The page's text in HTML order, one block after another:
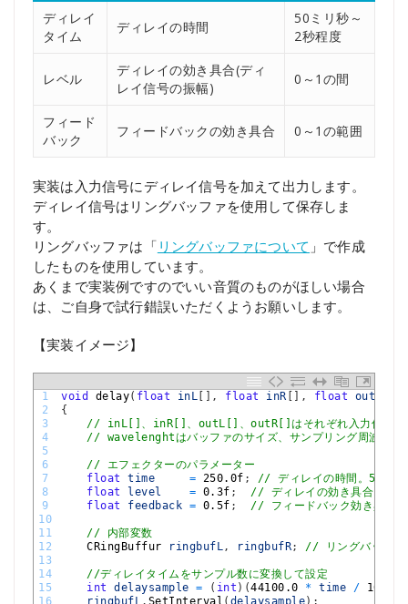
ディレイ
タイム
ディレイの時間
50ミリ秒～
2秒程度
レベル
ディレイの効き具合(ディ
レイ信号の振幅)
0～1の間
フィード
バック
フィードバックの効き具合 0～1の範囲
実装は入力信号にディレイ信号を加えて出力します。
ディレイ信号はリングバッファを使用して保存しま
す。
リングバッファは「 リングバッファについて 」で作成
したものを使用しています。
あくまで実装例ですのでいい音質のものがほしい場合
は、ご自身で試行錯誤いただくようお願いします。
【実装イメージ】
1
2
3
4
5
6
7
8
9
10
11
12
13
14
15
16
void delay( float inL , float inR , float outL
{
// inL[]、inR[]、outL[]、outR[]はそれぞれ入力信号と
// wavelenghtはバッファのサイズ、サンプリング周波数は
// エフェクターのパラメーター
float
time = 250.0f ;
// ディレイの時間。50～
float
level = 0.3f ;
// ディレイの効き具合。0～
float
feedback = 0.5f ; // フィードバック効き具合
// 内部変数
CRingBuffur
ringbufL, ringbufR; // リングバッフ
//ディレイタイムをサンプル数に変換して設定
int
delaysample = ( int ) (44100.0 * time / 1000.0
ringbufL. SetInterval ( delaysample) ;